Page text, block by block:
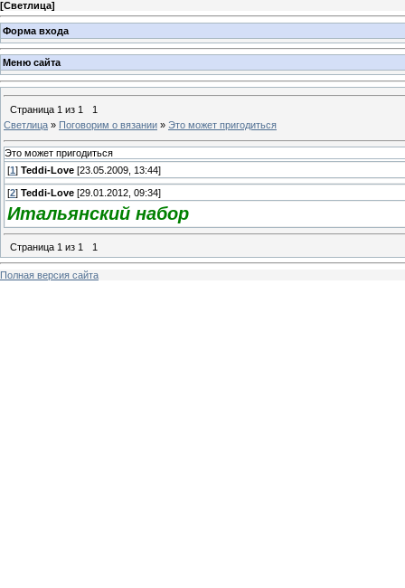
[Светлица]
Форма входа
Меню сайта
Страница 1 из 1
1
Светлица » Поговорим о вязании » Это может пригодиться
Это может пригодиться
[1 ] Teddi-Love [23.05.2009, 13:44]
[2] Teddi-Love [29.01.2012, 09:34]
Итальянский набор
Страница 1 из 1 1
Полная версия сайта